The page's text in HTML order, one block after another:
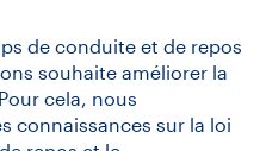
de conduite et de repos
souhaite améliorer la
cela, nous
connaissances sur la loi